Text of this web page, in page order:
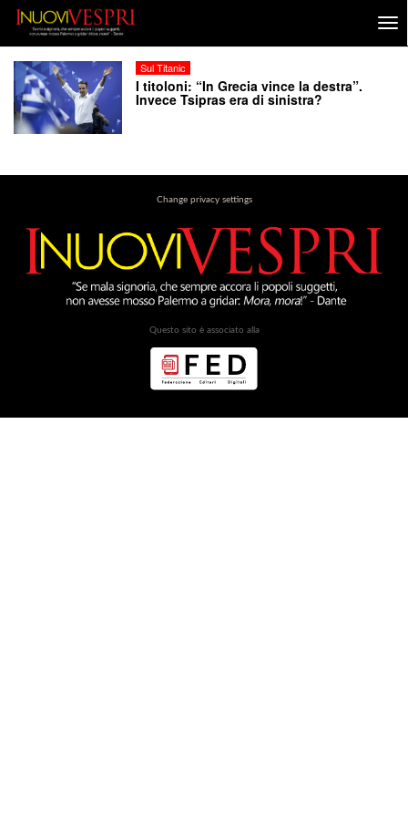
Sul Titanic
I titoloni: “In Grecia vince la destra”.
Invece Tsipras era di sinistra?
Change privacy settings
Questo sito è associato alla